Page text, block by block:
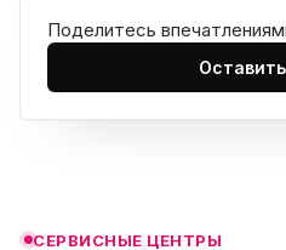
Поделитесь
СЕРВИСНЫЕ ЦЕНТРЫ